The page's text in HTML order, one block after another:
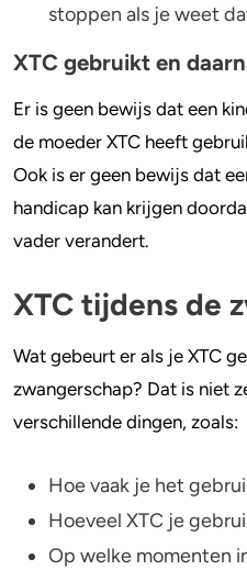
stoppen als je weet
XTC gebruikt en
Er is geen bewijs dat een
de moeder XTC heeft
Ook is er geen bewijs dat
handicap kan krijgen
vader verandert.
XTC tijdens de
Wat gebeurt er als je XTC
zwangerschap? Dat is niet
verschillende dingen, zoals:
Hoe vaak je het
Hoeveel XTC je
Op welke momenten